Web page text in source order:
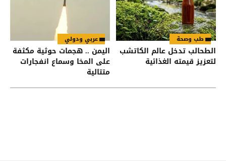
طب وصحة
الطحالب تدخل عالم الكاتشب
لتعزيز قيمته الغذائية
عربي ودولي
اليمن .. هجمات حوثية مكثفة
على المخا وسماع انفجارات
متتالية